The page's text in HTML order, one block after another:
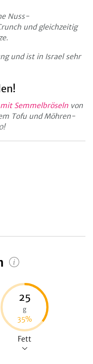
Nuss-
und gleichzeitig
und ist in Israel sehr
Semmelbröseln von
Tofu und Möhren-
25
g
35%
Fett